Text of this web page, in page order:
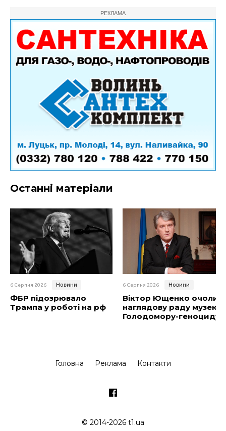
РЕКЛАМА
Останні матеріали
6 Серпня 2026 Новини
ФБР підозрювало
Трампа у роботі на рф
6 Серпня 2026 Новини
Віктор Ющенко очолив
наглядову раду музею
Голодомору-геноциду
Головна Реклама Контакти
© 2014-2026 t1.ua